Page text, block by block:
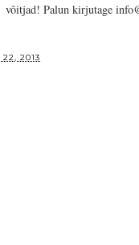
võitjad! Palun kirjutage
22, 2013